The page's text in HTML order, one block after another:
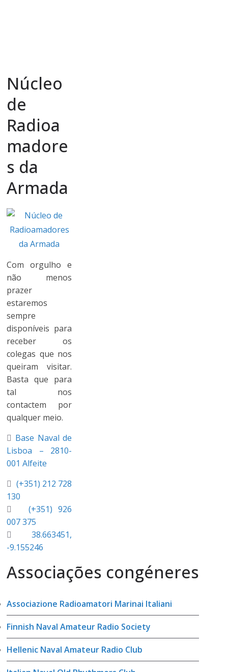
Núcleo
de
Radioa
madore
s da
Armada
Com orgulho e
não menos
prazer
estaremos
sempre
disponíveis para
receber os
colegas que nos
queiram visitar.
Basta que para
tal nos
contactem por
qualquer meio.
Base Naval de
Lisboa – 2810-
001 Alfeite
(+351) 212 728
130
(+351) 926
007 375
38.663451,
-9.155246
Associações congéneres
Associazione Radioamatori Marinai Italiani
Finnish Naval Amateur Radio Society
Hellenic Naval Amateur Radio Club